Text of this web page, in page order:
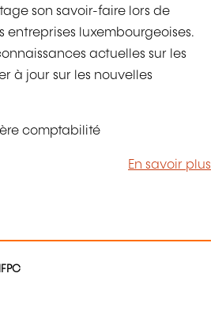
son savoir-faire lors de
luxembourgeoises.
actuelles sur les
à jour sur les nouvelles
comptabilité
En savoir plus